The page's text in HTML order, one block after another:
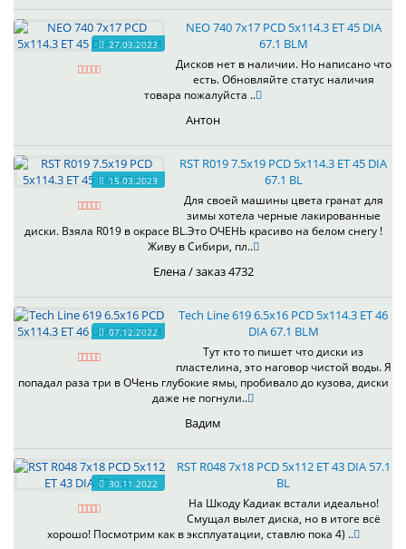
27.03.2023
NEO 740 7x17 PCD 5x114.3 ET 45 DIA
67.1 BLM
Дисков нет в наличии. Но написано что
есть. Обновляйте статус наличия
товара пожалуйста ..
Антон
15.03.2023
RST R019 7.5x19 PCD 5x114.3 ET 45 DIA
67.1 BL
Для своей машины цвета гранат для
зимы хотела черные лакированные
диски. Взяла R019 в окрасе BL.Это ОЧЕНЬ красиво на белом снегу !
Живу в Сибири, пл..
Елена / заказ 4732
07.12.2022
Tech Line 619 6.5x16 PCD 5x114.3 ET 46
DIA 67.1 BLM
Тут кто то пишет что диски из
пластелина, это наговор чистой воды. Я
попадал раза три в ОЧень глубокие ямы, пробивало до кузова, диски
даже не погнули..
Вадим
30.11.2022
RST R048 7x18 PCD 5x112 ET 43 DIA 57.1
BL
На Шкоду Кадиак встали идеально!
Смущал вылет диска, но в итоге всё
хорошо! Посмотрим как в эксплуатации, ставлю пока 4) ..